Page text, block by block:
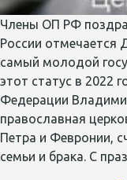
Члены ОП РФ
России отмечается
самый молодой
этот статус в 2022
Федерации
православная
Петра и Февронии,
семьи и брака. С